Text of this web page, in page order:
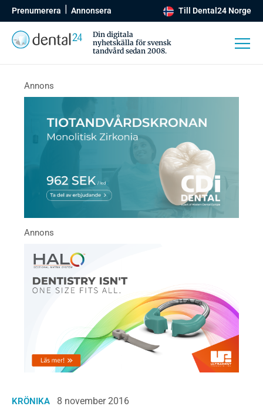
Prenumerera Annonsera Till Dental24 Norge
Din digitala
nyhetskälla för svensk
tandvård sedan 2008.
KRÖNIKA 8 november 2016